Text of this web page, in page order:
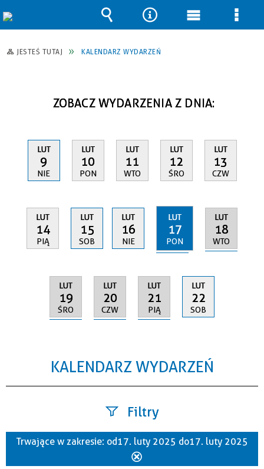
JESTEŚ TUTAJ KALENDARZ WYDARZEŃ
ZOBACZ WYDARZENIA Z DNIA:
LUT
9
NIE
LUT
10
PON
LUT
11
WTO
LUT
12
ŚRO
LUT
13
CZW
LUT
14
PIĄ
LUT
15
SOB
LUT
16
NIE
LUT
17
PON
LUT
18
WTO
LUT
19
ŚRO
LUT
20
CZW
LUT
21
PIĄ
LUT
22
SOB
KALENDARZ WYDARZEŃ
Filtry
Szukana fraza
Trwające w zakresie: od 17. luty 2025 do 17. luty 2025
Wyszukiwarka
Narzędzia
Menu Menu